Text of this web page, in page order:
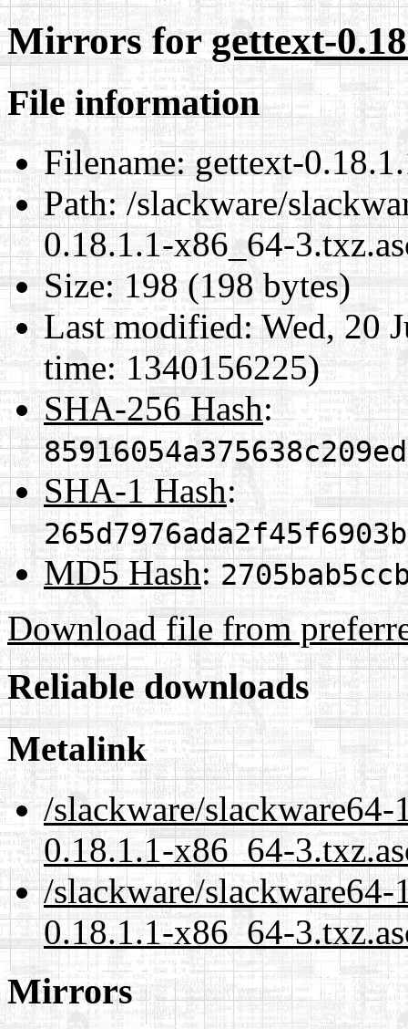
Mirrors forgettext-
File information
Filename:gettext-
Path:/slackware/
0.18.1.1-x86_64-
Size:198 (198 bytes)
Last modified:Wed, 20
time: 1340156225)
SHA-256 Hash:
SHA-1 Hash:
MD5 Hash:
Download file from
Reliable downloads
Metalink
/slackware/
0.18.1.1-x86_64-
/slackware/
0.18.1.1-x86_64-
Mirrors